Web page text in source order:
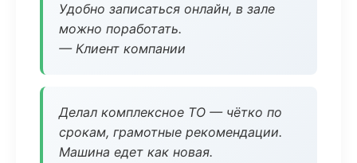
Удобно записаться онлайн, в зале
можно поработать.
— Клиент компании
Делал комплексное ТО — чётко по
срокам, грамотные рекомендации.
Машина едет как новая.